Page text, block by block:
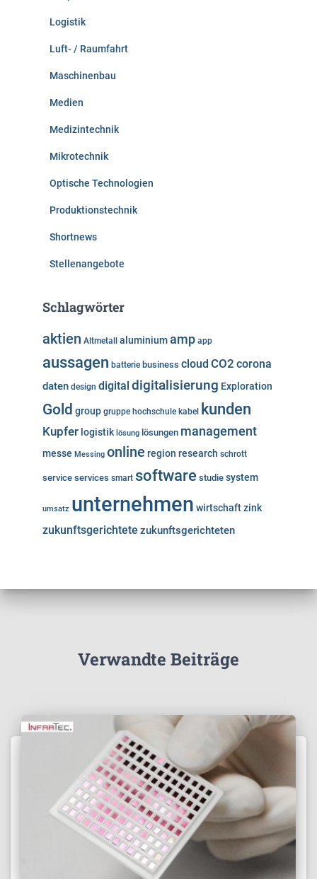
Logistik
Luft- / Raumfahrt
Maschinenbau
Medien
Medizintechnik
Mikrotechnik
Optische Technologien
Produktionstechnik
Shortnews
Stellenangebote
Schlagwörter
aktien Altmetall aluminiumamp app
aussagen batterie business cloud CO2 corona
daten design digital digitalisierung Exploration
Gold group gruppe hochschule kabel kunden
Kupfer logistik lösung lösungen management
messe Messing online region research schrott
service services smart software studie system
umsatz unternehmen wirtschaftzink
zukunftsgerichtete zukunftsgerichteten
Verwandte Beiträge